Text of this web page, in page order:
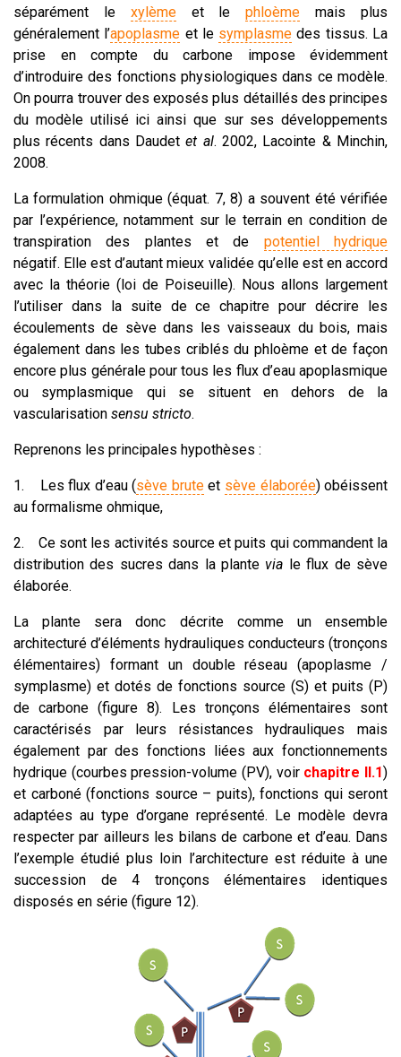
séparément le xylèmeet lephloème mais plus
généralement l’apoplasme et le symplasme des tissus. La
prise en compte du carbone impose évidemment
d’introduire des fonctions physiologiques dans ce modèle.
On pourra trouver des exposés plus détaillés des principes
du modèle utilisé ici ainsi que sur ses développements
plus récents dans Daudetet al. 2002, Lacointe & Minchin,
2008.
La formulation ohmique (équat. 7, 8) a souvent été vérifiée
par l’expérience, notamment sur le terrain en condition de
transpiration des plantes et de potentiel hydrique
négatif. Elle est d’autant mieux validée qu’elle est en accord
avec la théorie (loi de Poiseuille). Nous allons largement
l’utiliser dans la suite de ce chapitre pour décrire les
écoulements de sève dans les vaisseaux du bois, mais
également dans les tubes criblés du phloème et de façon
encore plus générale pour tous les flux d’eau apoplasmique
ou symplasmique qui se situent en dehors de la
vascularisation sensu stricto.
Reprenons les principales hypothèses :
1. Les flux d’eau (sève bruteet sève élaborée) obéissent
au formalisme ohmique,
2.
Ce sont les activités source et puits qui commandent la
distribution des sucres dans la plante via le flux de sève
élaborée.
La plante sera donc décrite comme un ensemble
architecturé d’éléments hydrauliques conducteurs (tronçons
élémentaires) formant un double réseau (apoplasme /
symplasme) et dotés de fonctions source (S) et puits (P)
de carbone (figure 8). Les tronçons élémentaires sont
caractérisés par leurs résistances hydrauliques mais
également par des fonctions liées aux fonctionnements
hydrique (courbes pression-volume (PV), voir chapitre II.1)
et carboné (fonctions source – puits), fonctions qui seront
adaptées au type d’organe représenté. Le modèle devra
respecter par ailleurs les bilans de carbone et d’eau. Dans
l’exemple étudié plus loin l’architecture est réduite à une
succession de 4 tronçons élémentaires identiques
disposés en série (figure 12).